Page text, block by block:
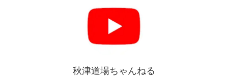
秋津道場ちゃんねる